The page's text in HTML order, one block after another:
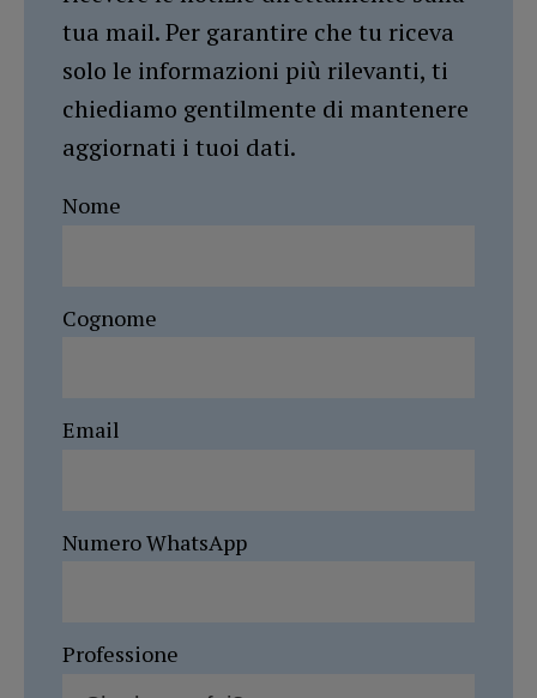
tua mail. Per garantire che tu riceva
solo le informazioni più rilevanti, ti
chiediamo gentilmente di mantenere
aggiornati i tuoi dati.
Nome
Cognome
Email
Numero WhatsApp
Professione